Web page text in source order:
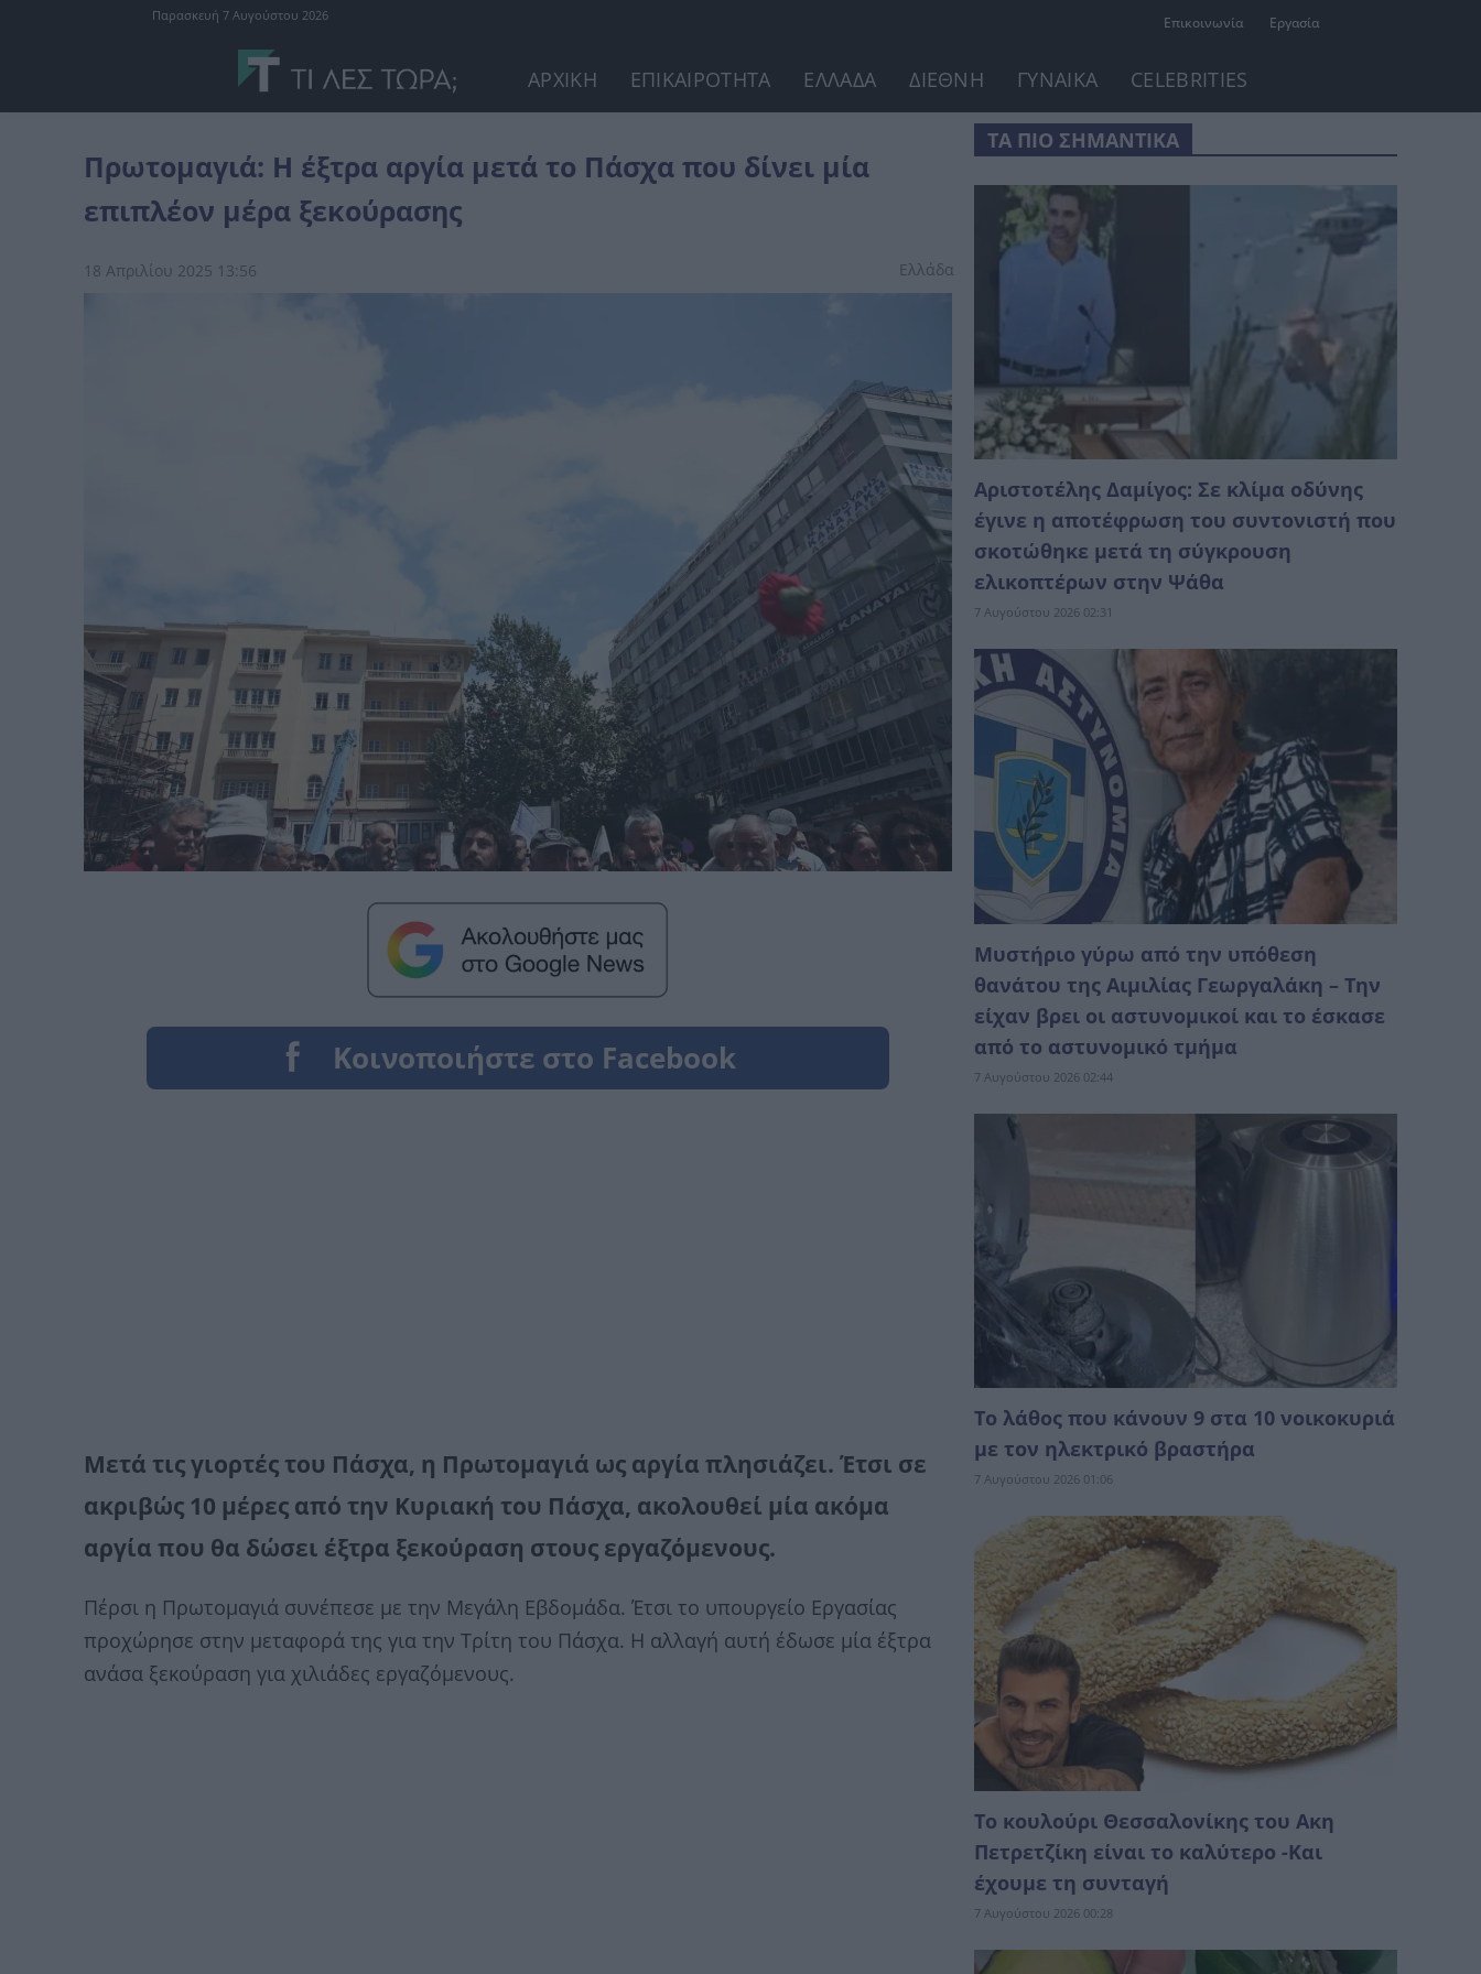
Επικοινωνία Εργασία
Παρασκευή 7 Αυγούστου 2026
ΑΡΧΙΚΗ ΕΠΙΚΑΙΡΟΤΗΤΑ ΕΛΛΑΔΑ ΔΙΕΘΝΗ ΓΥΝΑΙΚΑ CELEBRITIES
Πρωτομαγιά: Η έξτρα αργία μετά το Πάσχα που δίνει μία
επιπλέον μέρα ξεκούρασης
18 Απριλίου 2025 13:56 Ελλάδα
Μετά τις γιορτές του Πάσχα, η Πρωτομαγιά ως αργία πλησιάζει. Έτσι σε
ακριβώς 10 μέρες από την Κυριακή του Πάσχα, ακολουθεί μία ακόμα
αργία που θα δώσει έξτρα ξεκούραση στους εργαζόμενους.
Πέρσι η Πρωτομαγιά συνέπεσε με την Μεγάλη Εβδομάδα. Έτσι το υπουργείο Εργασίας
προχώρησε στην μεταφορά της για την Τρίτη του Πάσχα. Η αλλαγή αυτή έδωσε μία έξτρα
ανάσα ξεκούραση για χιλιάδες εργαζόμενους.
ΤΑ ΠΙΟ ΣΗΜΑΝΤΙΚΑ
Αριστοτέλης Δαμίγος: Σε κλίμα οδύνης
έγινε η αποτέφρωση του συντονιστή που
σκοτώθηκε μετά τη σύγκρουση
ελικοπτέρων στην Ψάθα
7 Αυγούστου 2026 02:31
Mυστήριο γύρω από την υπόθεση
θανάτου της Αιμιλίας Γεωργαλάκη – Την
είχαν βρει οι αστυνομικοί και το έσκασε
από το αστυνομικό τμήμα
7 Αυγούστου 2026 02:44
Το λάθος που κάνουν 9 στα 10 νοικοκυριά
με τον ηλεκτρικό βραστήρα
7 Αυγούστου 2026 01:06
Το κουλούρι Θεσσαλονίκης του Ακη
Πετρετζίκη είναι το καλύτερο -Και
έχουμε τη συνταγή
7 Αυγούστου 2026 00:28